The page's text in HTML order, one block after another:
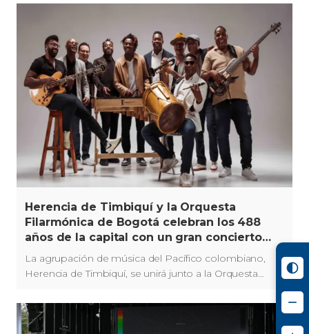
Herencia de Timbiquí y la Orquesta
Filarmónica de Bogotá celebran los 488
años de la capital con un gran concierto
sinfónico
La agrupación de música del Pacífico colombiano,
Herencia de Timbiquí, se unirá junto a la Orquesta